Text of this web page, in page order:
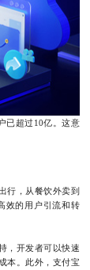
已超过10亿。这意
行，从餐饮外卖到
效的用户引流和转
，开发者可以快速
本。此外，支付宝